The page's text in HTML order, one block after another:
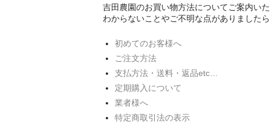
吉田農園のお買い物方法についてご案内いた
わからないことやご不明な点がありました
初めてのお客様へ
ご注文方法
支払方法・送料・返品etc…
定期購入について
業者様へ
特定商取引法の表示